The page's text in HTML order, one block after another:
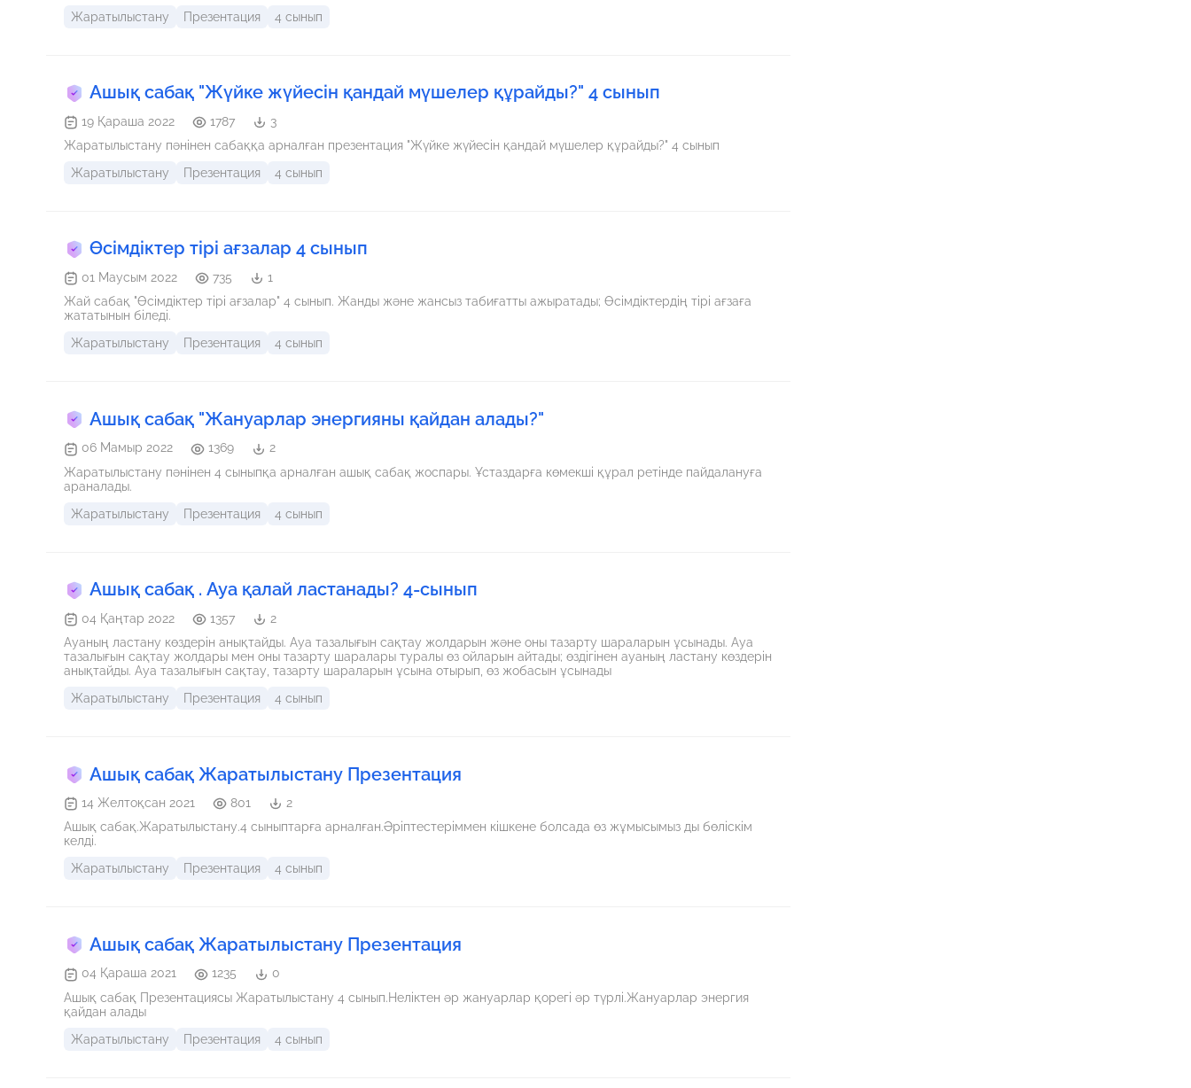
Жаратылыстану
Презентация 4 сынып
Ашық сабақ "Жүйке жүйесін қандай мүшелер құрайды?" 4 сынып
19 Қараша 2022 1787
3
Жаратылыстану пәнінен сабаққа арналған презентация "Жүйке жүйесін қандай мүшелер құрайды?" 4 сынып
Жаратылыстану
Презентация 4 сынып
Өсімдіктер тірі ағзалар 4 сынып
01 Маусым 2022 735
1
Жай сабақ "Өсімдіктер тірі ағзалар" 4 сынып. Жанды және жансыз табиғатты ажыратады; Өсімдіктердің тірі ағзаға
жататынын біледі.
Жаратылыстану
Презентация 4 сынып
Ашық сабақ "Жануарлар энергияны қайдан алады?"
06 Мамыр 2022 1369
2
Жаратылыстану пәнінен 4 сыныпқа арналған ашық сабақ жоспары. Ұстаздарға көмекші құрал ретінде пайдалануға
араналады.
Жаратылыстану
Презентация 4 сынып
Ашық сабақ . Ауа қалай ластанады? 4-сынып
04 Қаңтар 2022 1357
2
Ауаның ластану көздерін анықтайды. Ауа тазалығын сақтау жолдарын және оны тазарту шараларын ұсынады. Ауа
тазалығын сақтау жолдары мен оны тазарту шаралары туралы өз ойларын айтады; өздігінен ауаның ластану көздерін
анықтайды. Ауа тазалығын сақтау, тазарту шараларын ұсына отырып, өз жобасын ұсынады
Жаратылыстану
Презентация 4 сынып
Ашық сабақ Жаратылыстану Презентация
14 Желтоқсан 2021 801
2
Ашық сабақ.Жаратылыстану.4 сыныптарға арналған.Әріптестеріммен кішкене болсада өз жұмысымыз ды бөліскім
келді.
Жаратылыстану
Презентация 4 сынып
Ашық сабақ Жаратылыстану Презентация
04 Қараша 2021 1235
0
Ашық сабақ Презентациясы Жаратылыстану 4 сынып.Неліктен әр жануарлар қорегі әр түрлі.Жануарлар энергия
қайдан алады
Жаратылыстану
Презентация 4 сынып